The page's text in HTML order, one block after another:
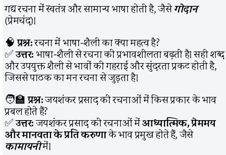
गद्य रचना में स्वतंत्र और सामान्य भाषा होती है, जैसेगोदान
(प्रेमचंद)।
🧠प्रश्न:रचना में भाषा-शैली का क्या महत्व है?
✅उत्तर:भाषा-शैली से रचना की प्रभावशीलता बढ़ती है। सही शब्द
और उपयुक्त शैली से भावों की गहराई और सुंदरता प्रकट होती है,
जिससे पाठक का मन रचना से जुड़ता है।
🧑‍🏫प्रश्न:जयशंकर प्रसाद की रचनाओं में किस प्रकार के भाव
प्रबल होते हैं?
✅उत्तर:जयशंकर प्रसाद की रचनाओं मेंआध्यात्मिक, प्रेममय
और मानवता के प्रति करुणाके भाव प्रमुख होते हैं, जैसे
कामायनीमें।